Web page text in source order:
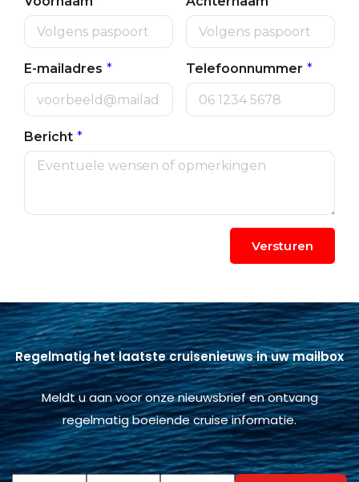
Regelmatig het laatste cruisenieuws in uw mailbox
Meldt u aan voor onze nieuwsbrief en ontvang
regelmatig boeiende cruise informatie.